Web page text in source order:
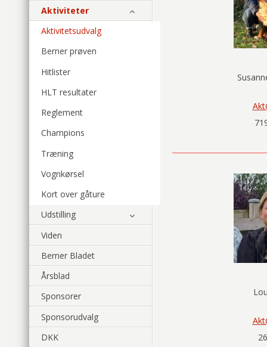
Aktiviteter
Aktivitetsudvalg
Berner prøven
Hitlister
HLT resultater
Reglement
Champions
Træning
Vognkørsel
Kort over gåture
Udstilling
Viden
Berner Bladet
Årsblad
Sponsorer
Sponsorudvalg
DKK